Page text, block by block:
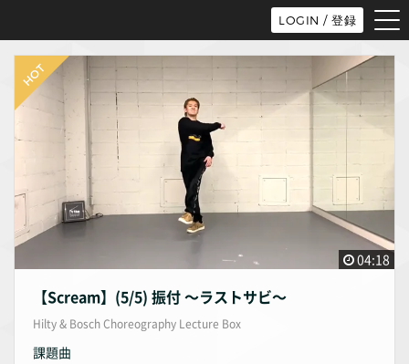
LOGIN / 登録
04:18
【Scream】(5/5) 振付 〜ラストサビ〜
Hilty & Bosch Choreography Lecture Box
課題曲